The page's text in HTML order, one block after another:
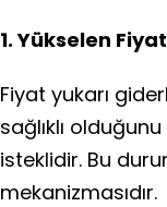
1. Yükselen
Fiyat yukarı
sağlıklı
isteklidir. Bu
mekanizmasıdır.